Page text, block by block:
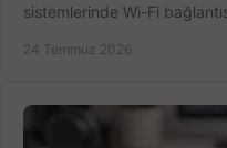
sistemlerinde Wi-Fi
24 Temmuz 2026